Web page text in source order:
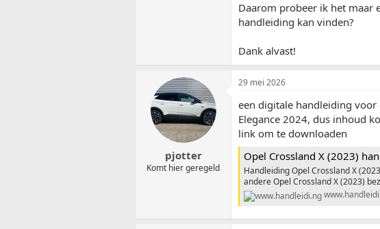
Daarom probeer ik het maar
handleiding kan vinden?
Dank alvast!
pjotter
Komt hier geregeld
29 mei 2026
een digitale handleiding
Elegance 2024, dus inhoud
link om te downloaden
Opel Crossland X (2023)
Handleiding Opel Crossland X
andere Opel Crossland X (2023)